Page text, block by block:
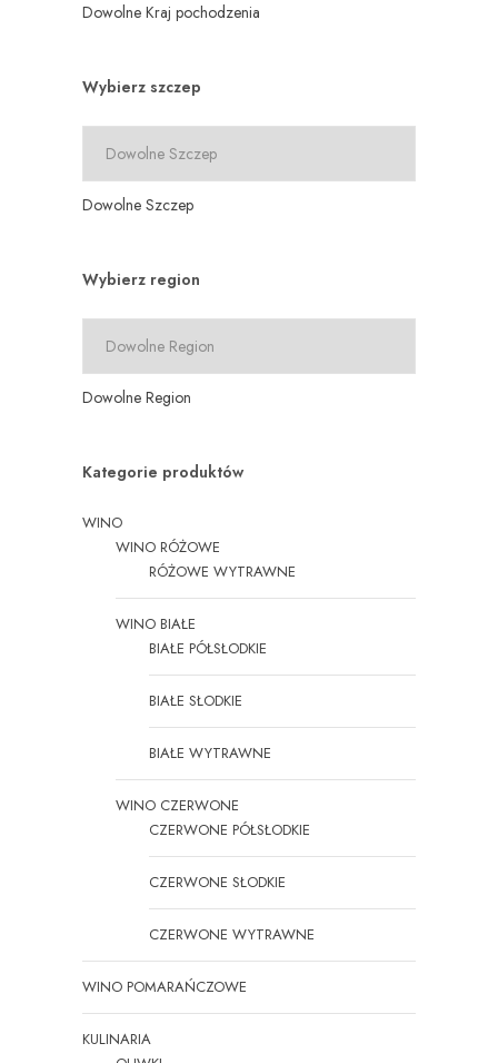
Dowolne Kraj pochodzenia
Wybierz szczep
Dowolne Szczep
Wybierz region
Dowolne Region
Kategorie produktów
WINO
WINO RÓŻOWE
RÓŻOWE WYTRAWNE
WINO BIAŁE
BIAŁE PÓŁSŁODKIE
BIAŁE SŁODKIE
BIAŁE WYTRAWNE
WINO CZERWONE
CZERWONE PÓŁSŁODKIE
CZERWONE SŁODKIE
CZERWONE WYTRAWNE
WINO POMARAŃCZOWE
KULINARIA